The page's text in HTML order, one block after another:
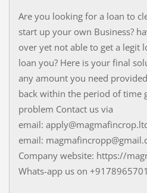
Are you looking for a loan to
start up your own Business?
over yet not able to get a legit
loan you? Here is your final
any amount you need
back within the period of time
problem Contact us via
email:
email:
Company website: https://
Whats-app us on